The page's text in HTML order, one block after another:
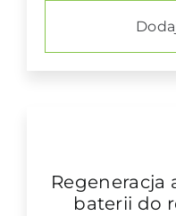
Regeneracja
baterii do